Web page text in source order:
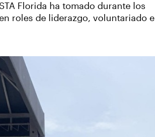
Florida ha tomado durante los
roles de liderazgo, voluntariado e